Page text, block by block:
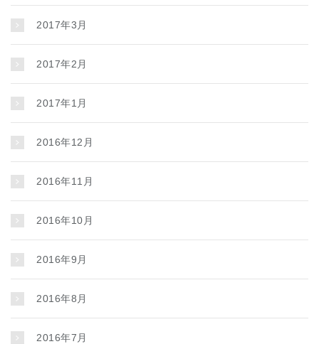
2017年3月
2017年2月
2017年1月
2016年12月
2016年11月
2016年10月
2016年9月
2016年8月
2016年7月